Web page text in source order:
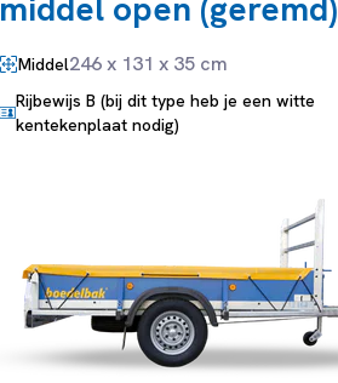
Middel246 x 131 x 35 cm
Rijbewijs B (bij dit type heb je een witte
kentekenplaat nodig)